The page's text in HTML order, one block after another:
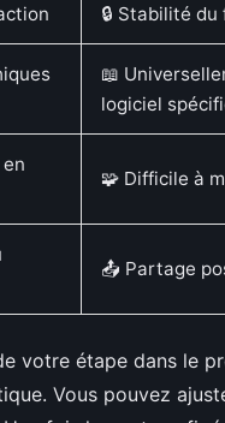
🔒 Stabilité
📖
logiciel
🧩 Difficile à
📤 Partage
votre étape dans le
Vous pouvez